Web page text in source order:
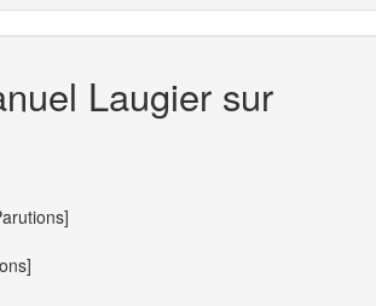
Laugier sur